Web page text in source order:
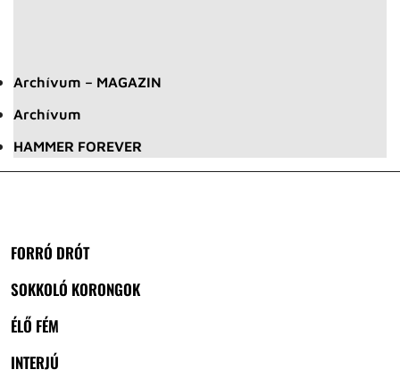
Archívum – MAGAZIN
Archívum
HAMMER FOREVER
FORRÓ DRÓT
SOKKOLÓ KORONGOK
ÉLŐ FÉM
INTERJÚ